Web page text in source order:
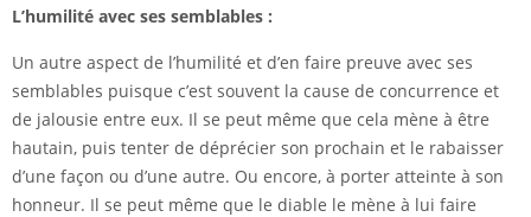
L’humilité avec ses semblables :
Un autre aspect de l’humilité et d’en faire preuve avec ses
semblables puisque c’est souvent la cause de concurrence et
de jalousie entre eux. Il se peut même que cela mène à être
hautain, puis tenter de déprécier son prochain et le rabaisser
d’une façon ou d’une autre. Ou encore, à porter atteinte à son
honneur. Il se peut même que le diable le mène à lui faire